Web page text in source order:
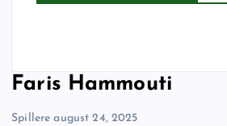
Faris Hammouti
Spillere august 24, 2025